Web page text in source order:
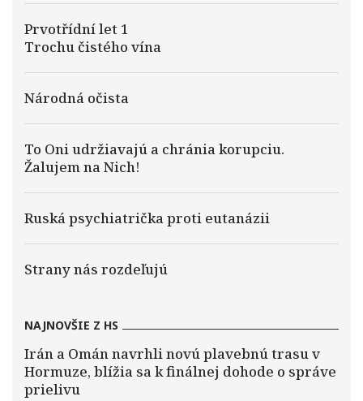
Prvotřídní let 1
Trochu čistého vína
Národná očista
To Oni udržiavajú a chránia korupciu.
Žalujem na Nich!
Ruská psychiatrička proti eutanázii
Strany nás rozdeľujú
NAJNOVŠIE Z HS
Irán a Omán navrhli novú plavebnú trasu v
Hormuze, blížia sa k finálnej dohode o správe
prielivu